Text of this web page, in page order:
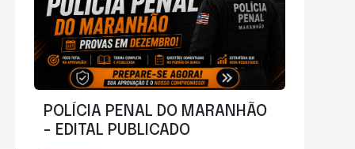
POLÍCIA PENAL DO MARANHÃO
- EDITAL PUBLICADO